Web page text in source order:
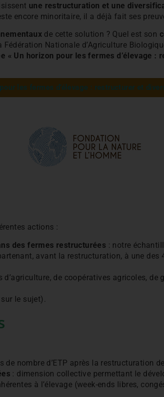
une restructuration et une
encore minoritaire, il a déjà fait ses
de cette solution ? Quel est son
Fédération Nationale d’Agriculture
« Un horizon pour les fermes d’élevage :
les fermes d’élevage : restructurer et
actions :
des fermes restructurées : notre
avant la restructuration, à une
d’agriculture, de coopératives agricoles,
le sujet).
de nombre d’ETP après la restructuration
: dimension collective permettant le
à l’élevage (week-ends libres,